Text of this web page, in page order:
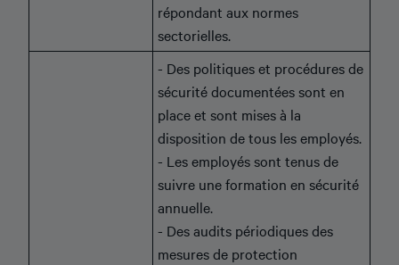
répondant aux normes
sectorielles.
- Des politiques et procédures de
sécurité documentées sont en
place et sont mises à la
disposition de tous les employés.
- Les employés sont tenus de
suivre une formation en sécurité
annuelle.
- Des audits périodiques des
mesures de protection